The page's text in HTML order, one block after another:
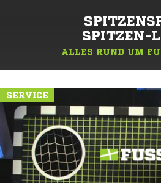
SPITZEN-
ALLES RUND UM
SERVICE